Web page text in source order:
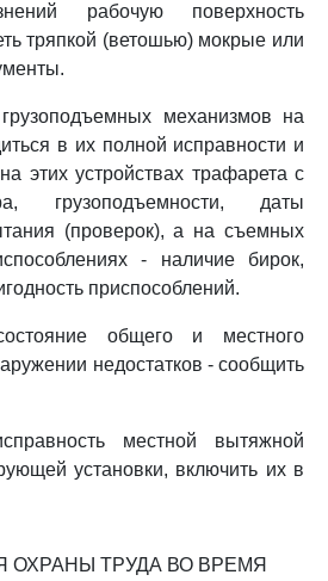
рабочую поверхность
тряпкой (ветошью) мокрые или
механизмов на
в их полной исправности и
этих устройствах трафарета с
грузоподъемности, даты
(проверок), а на съемных
- наличие бирок,
приспособлений.
общего и местного
недостатков - сообщить
местной вытяжной
установки, включить их в
ОХРАНЫ ТРУДА ВО ВРЕМЯ